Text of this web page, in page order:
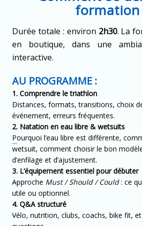
formation
Durée totale : environ 2h30. La
en boutique, dans une
interactive.
AU PROGRAMME :
1. Comprendre le triathlon
Distances, formats, transitions, choix
événement, erreurs fréquentes.
2. Natation en eau libre & wetsuits
Pourquoi l’eau libre est différente,
wetsuit, comment choisir le bon
d’enfilage et d’ajustement.
3. L’équipement essentiel pour débuter
Approche Must / Should / Could: ce
utile ou optionnel.
4. Q&A structuré
Vélo, nutrition, clubs, coachs, bike fit,